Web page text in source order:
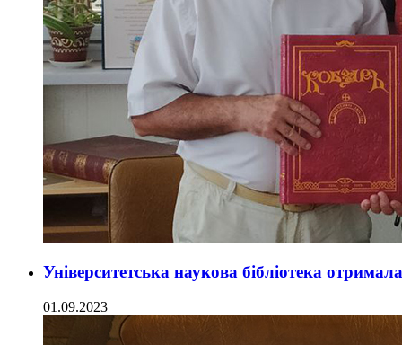
Університетська наукова бібліотека
01.09.2023